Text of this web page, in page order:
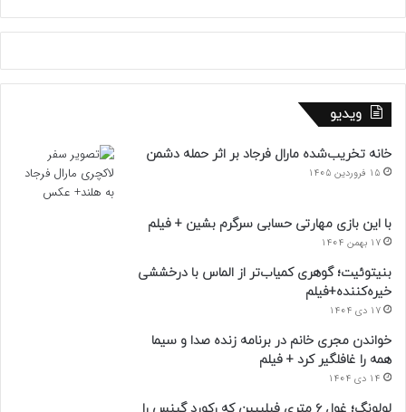
ویدیو
خانه تخریب‌شده مارال فرجاد بر اثر حمله دشمن
15 فروردین 1405
با این بازی مهارتی حسابی سرگرم بشین + فیلم
17 بهمن 1404
بنیتوئیت؛ گوهری کمیاب‌تر از الماس با درخششی
خیره‌کننده+فیلم
17 دی 1404
خواندن مجری خانم در برنامه زنده صدا و سیما
همه را غافلگیر کرد + فیلم
14 دی 1404